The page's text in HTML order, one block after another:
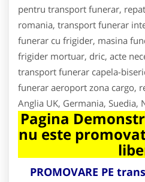
pentru transport funerar,
romania, transport funerar
funerar cu frigider, masina
frigider mortuar, dric, acte
transport funerar capela-
funerar aeroport zona cargo,
Anglia UK, Germania, Suedia,
Pagina
nu este
PROMOVARE PE